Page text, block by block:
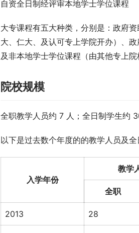
自资全日制经评审本地学士学位课程
大专课程有五大种类，分别是：政府
大、仁大、及认可专上学院开办）、
及非本地学士学位课程（由其他专上院
院校规模
全职教学人员约 7 人；全日制学生约
以下是过去数个年度的的教学人员及
入学年份
教学
全职
2013 28